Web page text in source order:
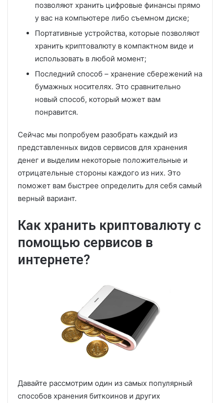
позволяют хранить цифровые финансы прямо
у вас на компьютере либо съемном диске;
Портативные устройства, которые позволяют
хранить криптовалюту в компактном виде и
использовать в любой момент;
Последний способ – хранение сбережений на
бумажных носителях. Это сравнительно
новый способ, который может вам
понравится.
Сейчас мы попробуем разобрать каждый из
представленных видов сервисов для хранения
денег и выделим некоторые положительные и
отрицательные стороны каждого из них. Это
поможет вам быстрее определить для себя самый
верный вариант.
Как хранить криптовалюту с
помощью сервисов в
интернете?
Давайте рассмотрим один из самых популярный
способов хранения биткоинов и других